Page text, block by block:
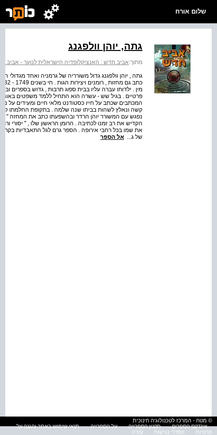
שלום אורח
גתה, יוהן וולפגנג
מתוך:אביב חדש : האנציקלופדיה הישראלית לנוער - אביב חדש : כרך 4 : ג, גימל
גתה , יוהן וולפגנג גדול משורריה של גרמניה ואחד מגדולי
מין . ילדותו עברה עליו בבית ספוג תרבות , גדוש בספרים
פרטיים . בגיל שש - עשרה הוא התחיל ללמד משפטים
קשה ונאלץ לשהות בביתו שנה שלמה . בתקופת החלמתו
נפגש עם המשורר יוהן הרדר ובהשפעתו כתב את המחזה " גץ
של ג... אל הספר
© מטח - המרכז לטכנולוגיה חינוכית
אינדקס הספרים
תקנון הספרייה על הספרייה
תנאי שימוש באתר והגנה על
פרטיות
הסדרי נגישות עזרה